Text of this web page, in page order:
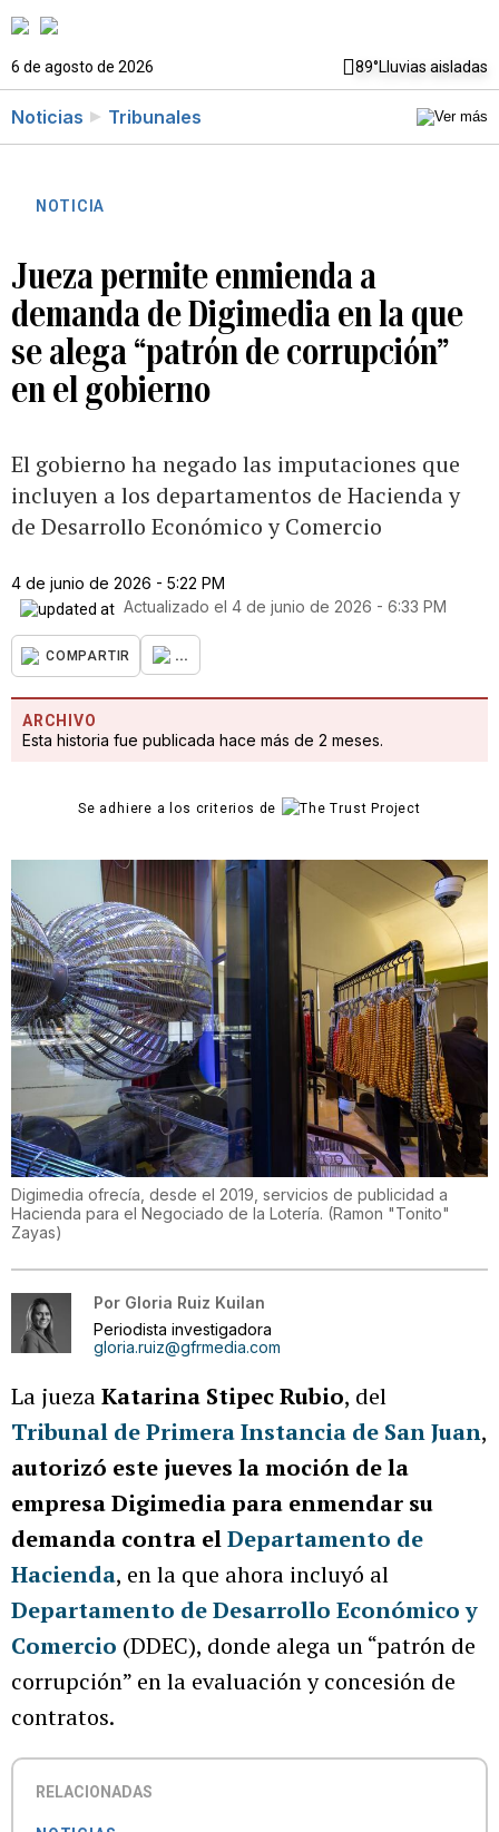
6 de agosto de 2026 89°Lluvias aisladas
Noticias Tribunales
NOTICIA
Jueza permite enmienda a
demanda de Digimedia en la que
se alega “patrón de corrupción”
en el gobierno
El gobierno ha negado las imputaciones que
incluyen a los departamentos de Hacienda y
de Desarrollo Económico y Comercio
4 de junio de 2026 - 5:22 PM
Actualizado el 4 de junio de 2026 - 6:33 PM
COMPARTIR ...
ARCHIVO
Esta historia fue publicada hace más de 2 meses.
Se adhiere a los criterios de
Digimedia ofrecía, desde el 2019, servicios de publicidad a
Hacienda para el Negociado de la Lotería. (Ramon "Tonito"
Zayas)
Por Gloria Ruiz Kuilan
Periodista investigadora
gloria.ruiz@gfrmedia.com
La juezaKatarina Stipec Rubio, del
Tribunal de Primera Instancia de San Juan,
autorizó este jueves la moción de la
empresa Digimedia para enmendar su
demanda contra elDepartamento de
Hacienda, en la que ahora incluyó al
Departamento de Desarrollo Económico y
Comercio (DDEC), donde alega un “patrón de
corrupción” en la evaluación y concesión de
contratos.
RELACIONADAS